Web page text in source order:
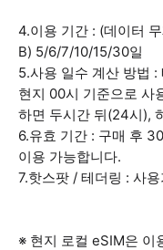
4.이용 기간 : (데이터
B) 5/6/7/10/15/30일
5.사용 일수 계산 방법
현지 00시 기준으로 사
하면 두시간 뒤(24시),
6.유효 기간 : 구매 후
이용 가능합니다.
7.핫스팟 / 테더링 : 사용
※ 현지 로컬 eSIM은 이